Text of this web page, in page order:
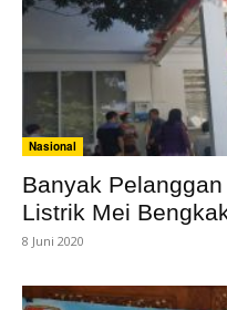
Nasional
Banyak
Listrik Mei
8 Juni 2020